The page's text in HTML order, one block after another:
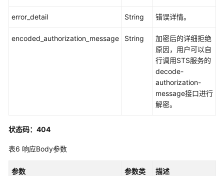
同
面
组
error_detail String 错误详情。
encoded_authorization_message String
加密后的详细拒绝
原因，用户可以自
行调用STS服务的
decode-
authorization-
message接口进行
解密。
状态码：404
表6 响应Body参数
参数 参数类 描述